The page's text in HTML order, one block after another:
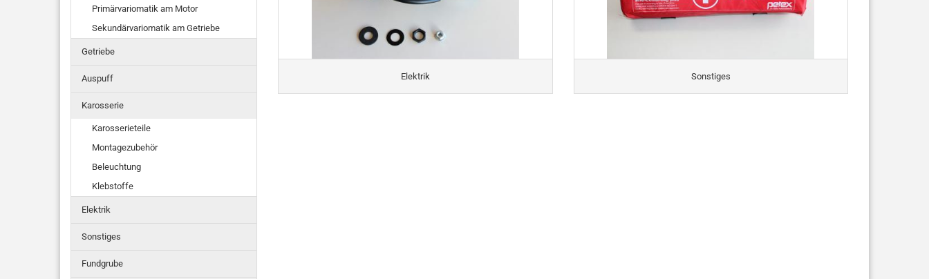
Elektrik Sonstiges
Primärvariomatik am Motor
Sekundärvariomatik am Getriebe
Getriebe
Auspuff
Karosserie
Karosserieteile
Montagezubehör
Beleuchtung
Klebstoffe
Elektrik
Sonstiges
Fundgrube